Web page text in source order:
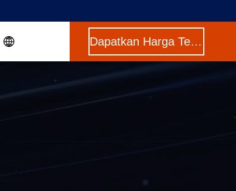
Dapatkan Harga Terbaik